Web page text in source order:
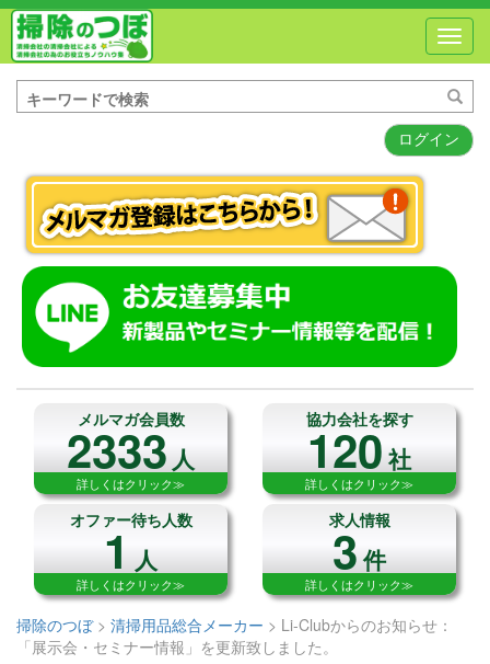
ログイン
メルマガ会員数
2333人
詳しくはクリック≫
協力会社を探す
120社
詳しくはクリック≫
オファー待ち人数
1人
詳しくはクリック≫
求人情報
3件
詳しくはクリック≫
掃除のつぼ> 清掃用品総合メーカー > Li-Clubからのお知らせ：
「展示会・セミナー情報」を更新致しました。